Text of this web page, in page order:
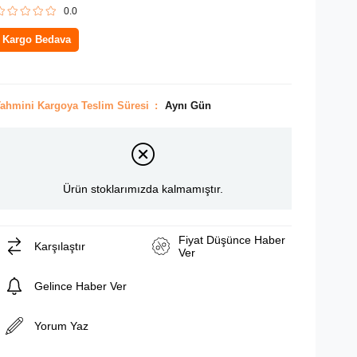
0.0
Kargo Bedava
Kargoya Teslim Süresi : Aynı Gün
Ürün stoklarımızda kalmamıştır.
Karşılaştır
Fiyat Düşünce Haber
Ver
Gelince Haber Ver
Yorum Yaz